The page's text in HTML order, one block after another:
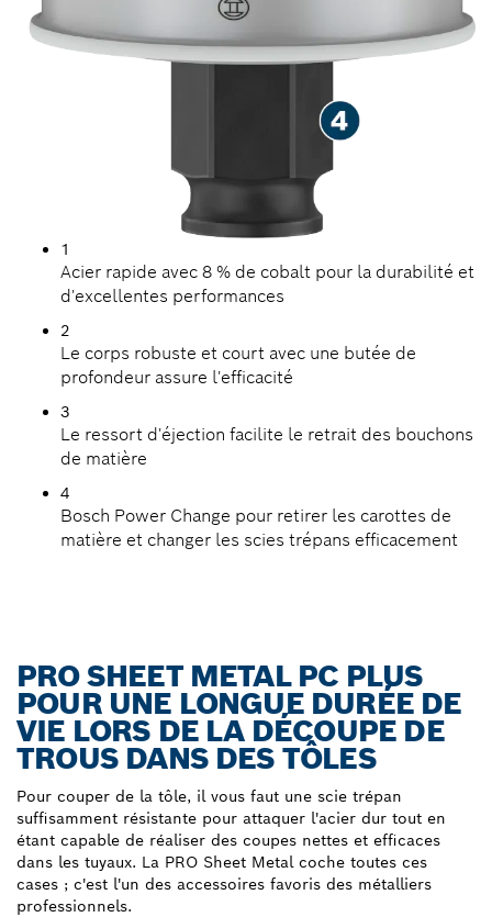
1
Acier rapide avec 8 % de cobalt pour la durabilité et
d'excellentes performances
2
Le corps robuste et court avec une butée de
profondeur assure l'efficacité
3
Le ressort d'éjection facilite le retrait des bouchons
de matière
4
Bosch Power Change pour retirer les carottes de
matière et changer les scies trépans efficacement
PRO SHEET METAL PC PLUS
POUR UNE LONGUE DURÉE DE
VIE LORS DE LA DÉCOUPE DE
TROUS DANS DES TÔLES
Pour couper de la tôle, il vous faut une scie trépan
suffisamment résistante pour attaquer l'acier dur tout en
étant capable de réaliser des coupes nettes et efficaces
dans les tuyaux. La PRO Sheet Metal coche toutes ces
cases ; c'est l'un des accessoires favoris des métalliers
professionnels.